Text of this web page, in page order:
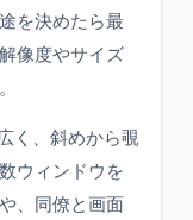
を決めたら最
像度やサイズ
く、斜めから覗
ウィンドウを
、同僚と画面